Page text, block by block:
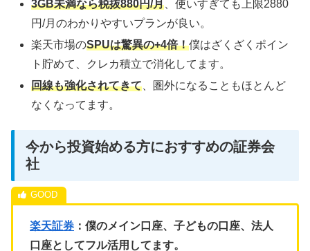
3GB未満なら税抜880円/月 、使いすぎても上限2880
円/月のわかりやすいプランが良い。
楽天市場のSPUは驚異の+4倍！僕はざくざくポイン
ト貯めて、クレカ積立で消化してます。
回線も強化されてきて 、圏外になることもほとんど
なくなってます。
今から投資始める方におすすめの証券会
社
楽天証券 ：僕のメイン口座、子どもの口座、法人
口座としてフル活用してます。